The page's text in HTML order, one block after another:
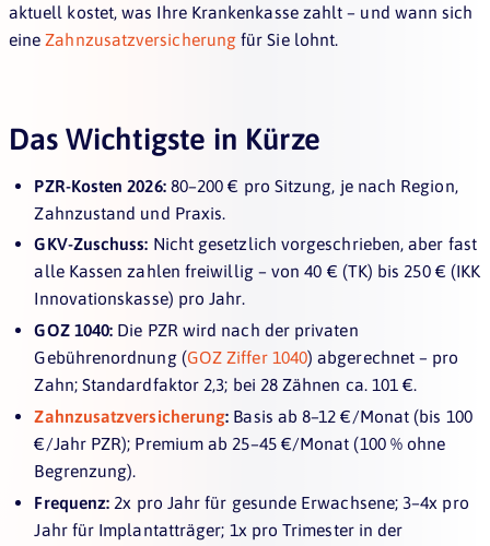
aktuell kostet, was Ihre Krankenkasse zahlt – und wann sich
eineZahnzusatzversicherungfür Sie lohnt.
Das Wichtigste in Kürze
PZR-Kosten 2026:80–200 € pro Sitzung, je nach Region,
Zahnzustand und Praxis.
GKV-Zuschuss: Nicht gesetzlich vorgeschrieben, aber fast
alle Kassen zahlen freiwillig – von 40 € (TK) bis 250 € (IKK
Innovationskasse) pro Jahr.
GOZ 1040: Die PZR wird nach der privaten
Gebührenordnung (GOZ Ziffer 1040) abgerechnet – pro
Zahn; Standardfaktor 2,3; bei 28 Zähnen ca. 101 €.
Zahnzusatzversicherung: Basis ab 8–12 €/Monat (bis 100
€/Jahr PZR); Premium ab 25–45 €/Monat (100 % ohne
Begrenzung).
Frequenz: 2x pro Jahr für gesunde Erwachsene; 3–4x pro
Jahr für Implantatträger; 1x pro Trimester in der